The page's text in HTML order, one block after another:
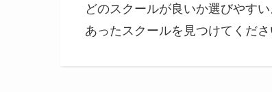
どのスクールが良いか選びやすい
あったスクールを見つけてくださ